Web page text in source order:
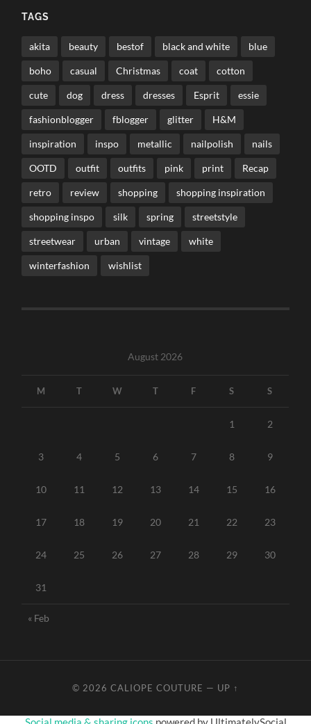
TAGS
akita beauty bestof black and white blue
boho casual Christmas coat cotton
cute dog dress dresses Esprit essie
fashionblogger fblogger glitter H&M
inspiration inspo metallic nailpolish nails
OOTD outfit outfits pink print Recap
retro review shopping shopping inspiration
shopping inspo silk spring streetstyle
streetwear urban vintage white
winterfashion wishlist
August 2026
M T W T F S S
1 2
3 4 5 6 7 8 9
10 11 12 13 14 15 16
17 18 19 20 21 22 23
24 25 26 27 28 29 30
31
« Feb
© 2026 CALIOPE COUTURE — UP ↑